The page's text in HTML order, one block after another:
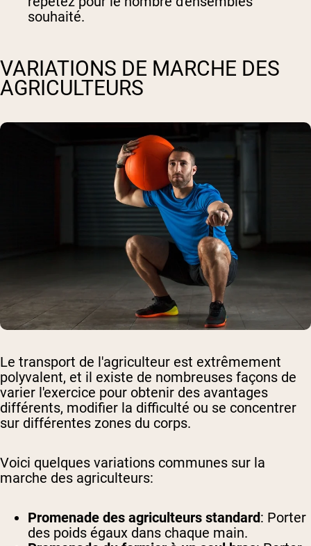
souhaité.
VARIATIONS DE MARCHE DES
AGRICULTEURS
Le transport de l'agriculteur est extrêmement
polyvalent, et il existe de nombreuses façons de
varier l'exercice pour obtenir des avantages
différents, modifier la difficulté ou se concentrer
sur différentes zones du corps.
Voici quelques variations communes sur la
marche des agriculteurs:
Promenade des agriculteurs standard: Porter
des poids égaux dans chaque main.